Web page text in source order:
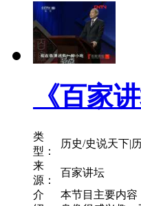
《百家
类
型：
历史/史说天下|
来
源：
百家讲坛
介
本节目主要内容